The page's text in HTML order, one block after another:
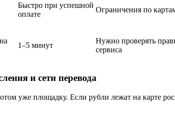
Быстро при успешной
оплате
Ограничения по
1–5 минут
Нужно проверять
сервиса
и сети перевода
уже площадку. Если рубли лежат на карте